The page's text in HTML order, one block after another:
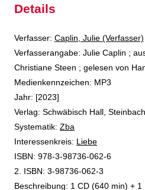
Details
Verfasser: Suche nach diesem
Caplin, Julie (Verfasser)
Verfasserangabe: Julie Caplin ;
Christiane Steen ; gelesen von
Medienkennzeichen: MP3
Jahr: [2023]
Verlag: Schwäbisch Hall,
opens in new tab
Diesen Link in neuem Tab öffnen
Systematik: Suche nach dieser
Zba
Interessenkreis: Suche nach
Liebe
ISBN: 978-3-98736-062-6
2. ISBN: 3-98736-062-3
Beschreibung: 1 CD (640 min) + 1